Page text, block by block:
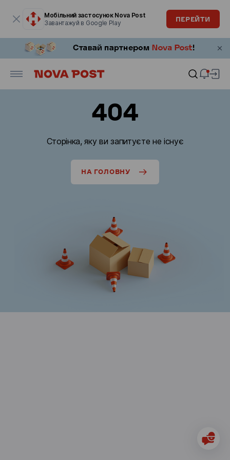
Мобільний застосунок Nova Post
Завантажуй в Google Play
ПЕРЕЙТИ
404
Сторінка, яку ви запитуєте не існує
НА ГОЛОВНУ